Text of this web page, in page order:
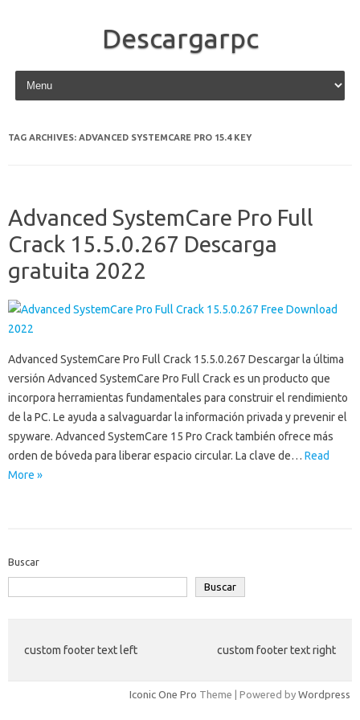
Descargarpc
Skip to content
TAG ARCHIVES: ADVANCED SYSTEMCARE PRO 15.4 KEY
Advanced SystemCare Pro Full
Crack 15.5.0.267 Descarga
gratuita 2022
Advanced SystemCare Pro Full Crack 15.5.0.267 Descargar la última
versión Advanced SystemCare Pro Full Crack es un producto que
incorpora herramientas fundamentales para construir el rendimiento
de la PC. Le ayuda a salvaguardar la información privada y prevenir el
spyware. Advanced SystemCare 15 Pro Crack también ofrece más
orden de bóveda para liberar espacio circular. La clave de… Read
More »
Buscar
Buscar
custom footer text left custom footer text right
Iconic One Pro Theme | Powered by Wordpress